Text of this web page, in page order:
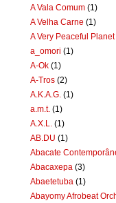
A Vala Comum (1)
A Velha Carne (1)
A Very Peaceful Planet
a_omori (1)
A-Ok (1)
A-Tros (2)
A.K.A.G. (1)
a.m.t. (1)
A.X.L.
(1)
AB.DU (1)
Abacate
Abacaxepa (3)
Abaetetuba (1)
Abayomy Afrobeat